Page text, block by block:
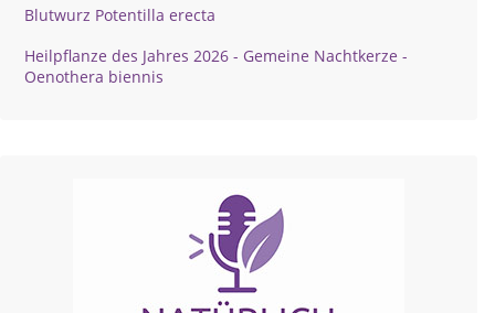
Blutwurz Potentilla erecta
Heilpflanze des Jahres 2026 - Gemeine Nachtkerze -
Oenothera biennis